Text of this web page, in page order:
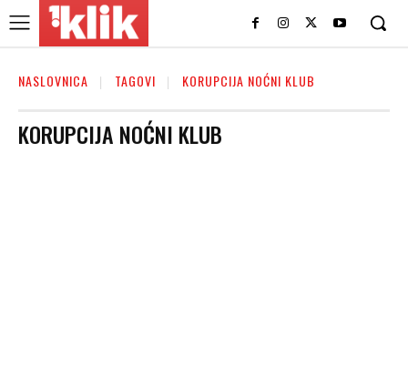
NASLOVNICA TAGOVI KORUPCIJA NOĆNI KLUB
KORUPCIJA NOĆNI KLUB